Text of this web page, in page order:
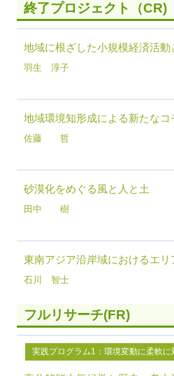
終了プロジェクト（CR)
地域に根ざした小規模経済活
羽生 淳子
地域環境知形成による新たな
佐藤 哲
砂漠化をめぐる風と人と土
田中 樹
東南アジア沿岸域におけるエ
石川 智士
フルリサーチ(FR)
実践プログラム1：環境変動に柔軟